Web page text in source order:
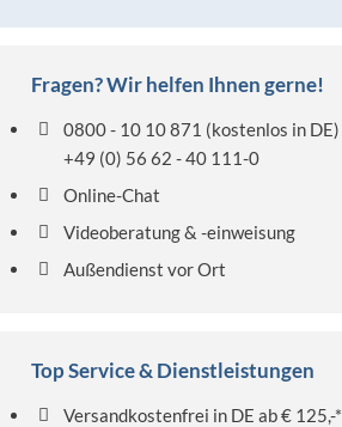
Fragen? Wir helfen Ihnen gerne!
0800 - 10 10 871 (kostenlos in DE)
+49 (0) 56 62 - 40 111-0
Online-Chat
Videoberatung & -einweisung
Außendienst vor Ort
Top Service & Dienstleistungen
Versandkostenfrei in DE ab € 125,-*